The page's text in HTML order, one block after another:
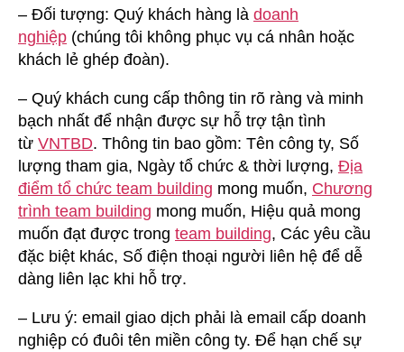
– Đối tượng: Quý khách hàng là doanh
nghiệp (chúng tôi không phục vụ cá nhân hoặc
khách lẻ ghép đoàn).
– Quý khách cung cấp thông tin rõ ràng và minh
bạch nhất để nhận được sự hỗ trợ tận tình
từ VNTBD. Thông tin bao gồm: Tên công ty, Số
lượng tham gia, Ngày tổ chức & thời lượng, Địa
điểm tổ chức team building mong muốn, Chương
trình team building mong muốn, Hiệu quả mong
muốn đạt được trong team building, Các yêu cầu
đặc biệt khác, Số điện thoại người liên hệ để dễ
dàng liên lạc khi hỗ trợ.
– Lưu ý: email giao dịch phải là email cấp doanh
nghiệp có đuôi tên miền công ty. Để hạn chế sự